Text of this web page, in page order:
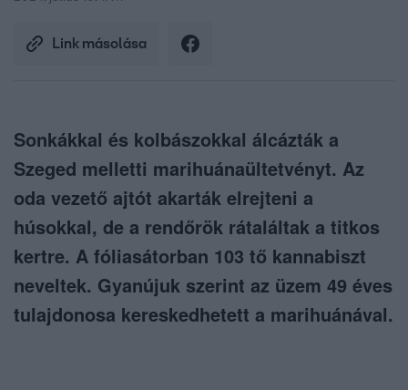
Link másolása
Sonkákkal és kolbászokkal álcázták a
Szeged melletti marihuánaültetvényt. Az
oda vezető ajtót akarták elrejteni a
húsokkal, de a rendőrök rátaláltak a titkos
kertre. A fóliasátorban 103 tő kannabiszt
neveltek. Gyanújuk szerint az üzem 49 éves
tulajdonosa kereskedhetett a marihuánával.